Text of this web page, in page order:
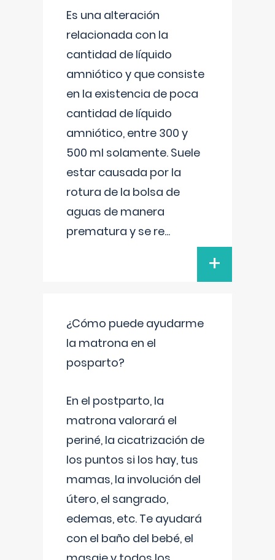
Es una alteración
relacionada con la
cantidad de líquido
amniótico y que consiste
en la existencia de poca
cantidad de líquido
amniótico, entre 300 y
500 ml solamente. Suele
estar causada por la
rotura de la bolsa de
aguas de manera
prematura y se re...
+
¿Cómo puede ayudarme
la matrona en el
posparto?
En el postparto, la
matrona valorará el
periné, la cicatrización de
los puntos si los hay, tus
mamas, la involución del
útero, el sangrado,
edemas, etc. Te ayudará
con el baño del bebé, el